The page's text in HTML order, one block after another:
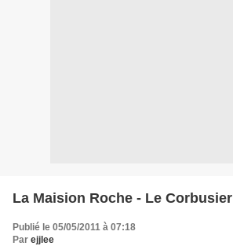
La Maision Roche - Le Corbusier
Publié le 05/05/2011 à 07:18
Par ejjlee